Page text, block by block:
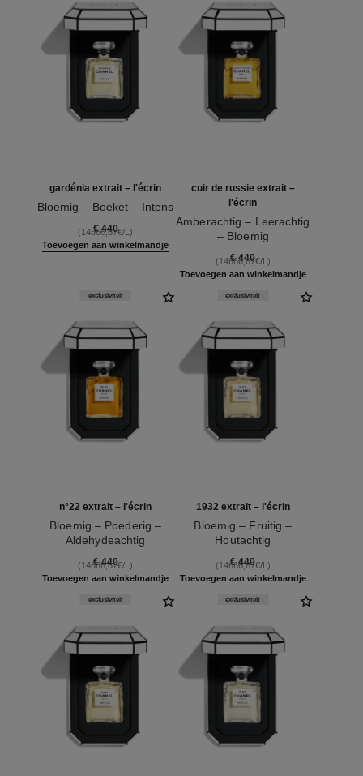
gardénia extrait – l'écrin
Bloemig – Boeket – Intens
€ 440
(14666,67€/L)
Toevoegen aan winkelmandje
cuir de russie extrait –
l'écrin
Amberachtig – Leerachtig
– Bloemig
€ 440
(14666,67€/L)
Toevoegen aan winkelmandje
n°22 extrait – l'écrin
Bloemig – Poederig –
Aldehydeachtig
Ref. 120078
exclusiviteit
€ 440
(14666,67€/L)
Toevoegen aan winkelmandje
1932 extrait – l'écrin
Bloemig – Fruitig –
Houtachtig
Ref. 120062
exclusiviteit
€ 440
(14666,67€/L)
Toevoegen aan winkelmandje
exclusiviteit exclusiviteit